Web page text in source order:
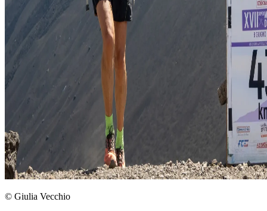
© Giulia Vecchio